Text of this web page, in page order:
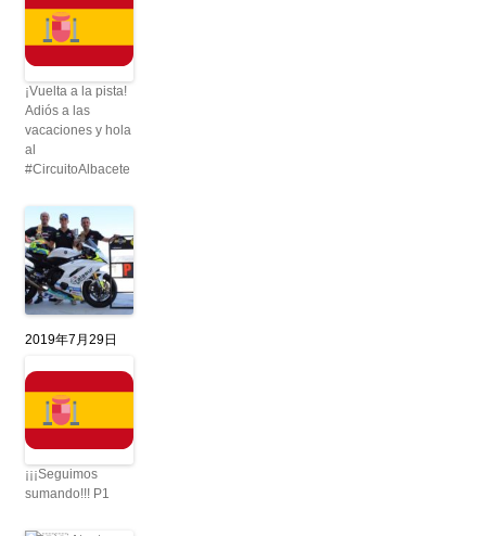
¡Vuelta a la pista!
Adiós a las
vacaciones y hola
al
#CircuitoAlbacete
2019年7月29日
¡¡¡Seguimos
sumando!!! P1